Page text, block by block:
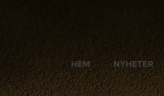
HEM NYHETER